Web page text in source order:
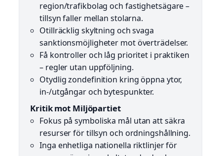
region/trafikbolag och fastighetsägare –
tillsyn faller mellan stolarna.
Otillräcklig skyltning och svaga
sanktionsmöjligheter mot överträdelser.
Få kontroller och låg prioritet i praktiken
– regler utan uppföljning.
Otydlig zondefinition kring öppna ytor,
in-/utgångar och bytespunkter.
Kritik mot Miljöpartiet
Fokus på symboliska mål utan att säkra
resurser för tillsyn och ordningshållning.
Inga enhetliga nationella riktlinjer för